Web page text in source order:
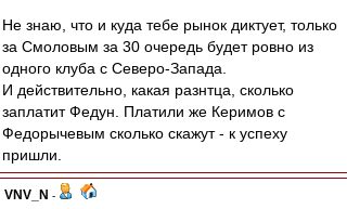
Не знаю, что и куда тебе рынок диктует, только
за Смоловым за 30 очередь будет ровно из
одного клуба с Северо-Запада.
И действительно, какая разнтца, сколько
заплатит Федун. Платили же Керимов с
Федорычевым сколько скажут - к успеху
пришли.
VNV_N -